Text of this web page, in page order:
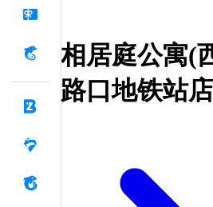
相居庭公寓(
路口地铁站